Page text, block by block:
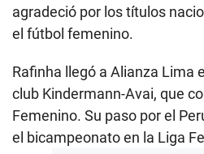
agradeció por los títulos
el fútbol femenino.
Rafinha llegó a Alianza Lima
club Kindermann-Avai, que
Femenino. Su paso por el
el bicampeonato en la Liga